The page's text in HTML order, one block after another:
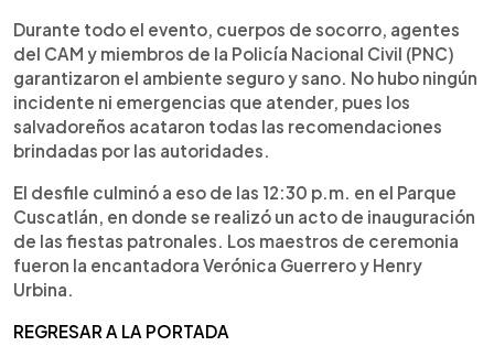
Durante todo el evento, cuerpos de socorro, agentes
del CAM y miembros de la Policía Nacional Civil (PNC)
garantizaron el ambiente seguro y sano. No hubo ningún
incidente ni emergencias que atender, pues los
salvadoreños acataron todas las recomendaciones
brindadas por las autoridades.
El desfile culminó a eso de las 12:30 p.m. en el Parque
Cuscatlán, en donde se realizó un acto de inauguración
de las fiestas patronales. Los maestros de ceremonia
fueron la encantadora Verónica Guerrero y Henry
Urbina.
REGRESAR A LA PORTADA